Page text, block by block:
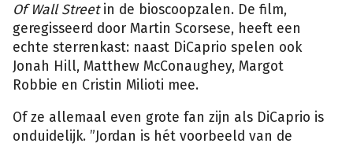
Of Wall Streetin de bioscoopzalen. De film,
geregisseerd door Martin Scorsese, heeft een
echte sterrenkast: naast DiCaprio spelen ook
Jonah Hill, Matthew McConaughey, Margot
Robbie en Cristin Milioti mee.
Of ze allemaal even grote fan zijn als DiCaprio is
onduidelijk. ”Jordan is hét voorbeeld van de